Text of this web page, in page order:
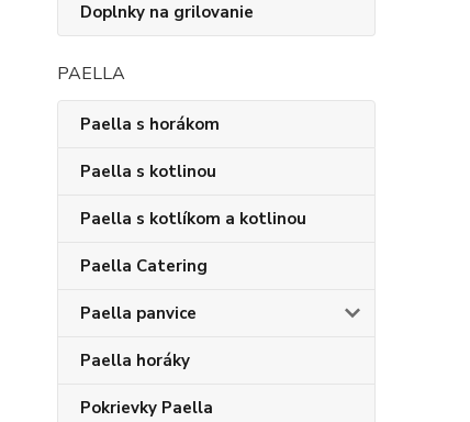
Doplnky na grilovanie
PAELLA
Paella s horákom
Paella s kotlinou
Paella s kotlíkom a kotlinou
Paella Catering
Paella panvice
Paella horáky
Pokrievky Paella